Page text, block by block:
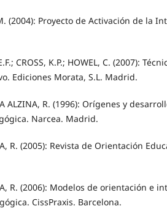
(2004): Proyecto de Activación de la
CROSS, K.P.; HOWEL, C. (2007):
Ediciones Morata, S.L. Madrid.
ALZINA, R. (1996): Orígenes y
Narcea. Madrid.
R. (2005): Revista de Orientación
R. (2006): Modelos de orientación e
CissPraxis. Barcelona.